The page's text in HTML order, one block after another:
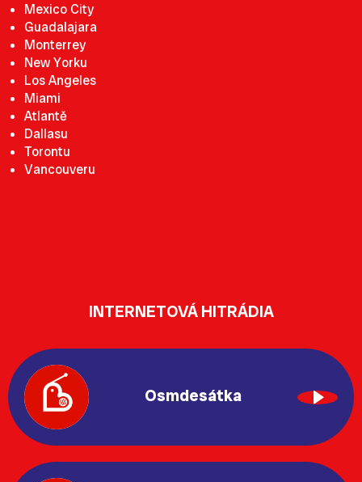
Mexico City
Guadalajara
Monterrey
New Yorku
Los Angeles
Miami
Atlantě
Dallasu
Torontu
Vancouveru
INTERNETOVÁ HITRÁDIA
Osmdesátka